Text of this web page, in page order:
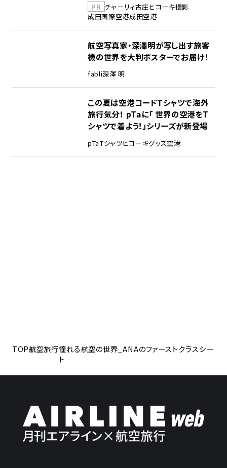
PR チャーリィ古庄ヒコーキ撮影
成田国際空港成田空港
航空写真家・深澤明が写し出す旅客
機の世界を大判ポスターでお届け！
fabli深澤 明
この夏は空港コードTシャツで海外
旅行気分！ pTaに「 世界の空港をT
シャツで着よう！」シリーズが新登場
pTaTシャツヒコーキグッズ空港
TOP航空旅行憧れる航空の世界_ANAのファーストクラスシー
ト